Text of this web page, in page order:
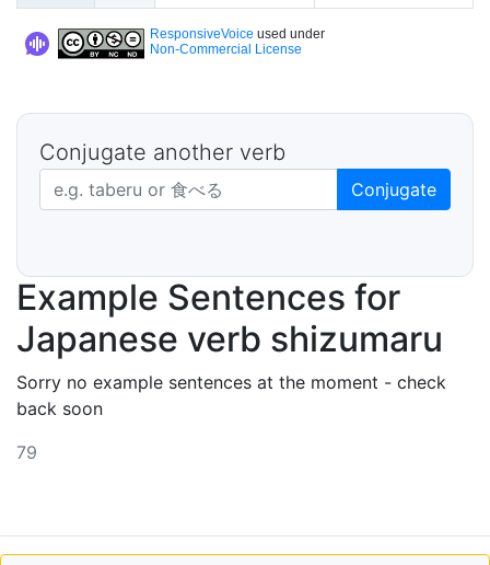
ResponsiveVoice used under
Non-Commercial License
Conjugate another verb
Japanese verb in dictionary form Conjugate
Example Sentences for
Japanese verb shizumaru
Sorry no example sentences at the moment - check
back soon
79